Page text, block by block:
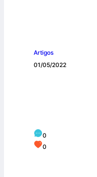
Artigos
01/05/2022
0
0